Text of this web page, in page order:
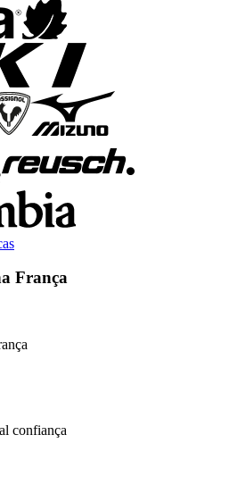
França
confiança